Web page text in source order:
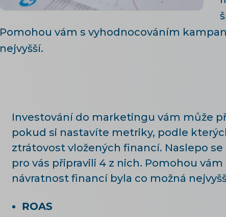
Pomohou vám s vyhodnocováním
nejvyšší.
Investování do marketingu vám může
pokud si nastavíte metriky, podle
ztrátovost vložených financí. Naslepo
pro vás připravili 4 z nich. Pomohou
návratnost financí byla co možná
ROAS